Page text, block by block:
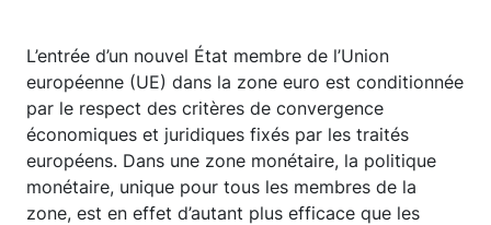
L’entrée d’un nouvel État membre de l’Union
européenne (UE) dans la zone euro est conditionnée
par le respect des critères de convergence
économiques et juridiques fixés par les traités
européens. Dans une zone monétaire, la politique
monétaire, unique pour tous les membres de la
zone, est en effet d’autant plus efficace que les